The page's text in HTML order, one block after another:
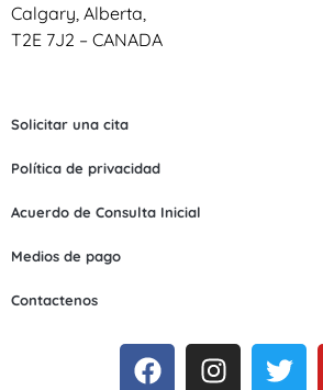
Calgary, Alberta,
T2E 7J2 – CANADA
Solicitar una cita
Política de privacidad
Acuerdo de Consulta Inicial
Medios de pago
Contactenos